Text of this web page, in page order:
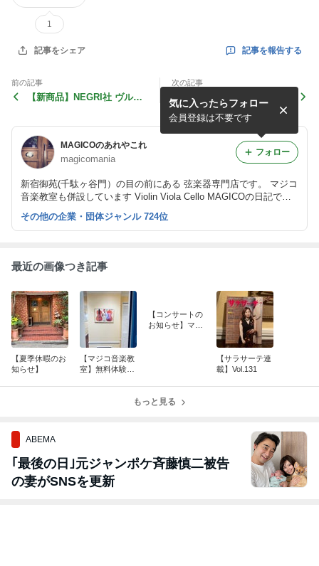
1
記事をシェア 記事を報告する
前の記事
【新商品】NEGRI社 ヴルカ
次の記事
STRINGS EXPO 2026 その
２
MAGICOのあれやこれ
magicomania
新宿御苑(千駄ヶ谷門）の目の前にある 弦楽器専門店です。 マジコ
音楽教室も併設しています Violin Viola Cello MAGICOの日記です
気に入ったらフォロー
会員登録は不要です
フォロー
その他の企業・団体ジャンル 724位
最近の画像つき記事
【夏季休暇のお
知らせ】
【マジコ音楽教
室】無料体験レ
【コンサートの
お知らせ】マジ
【サラサーテ連
載】Vol.131
もっと見る
ABEMA
｢最後の日｣元ジャンポケ斉藤慎二被告
の妻がSNSを更新